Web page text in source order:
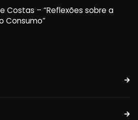
Costas – “Reflexões sobre a
Consumo”